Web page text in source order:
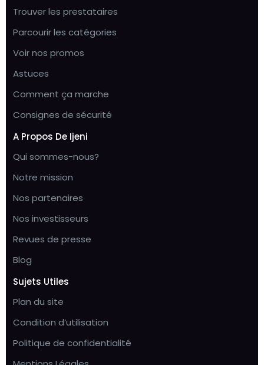
Trouver les prestataires
Parcourir les catégories
Voir nos promos
Astuces
Comment ça marche
Consignes de sécurité
A Propos De Ijeni
Qui sommes-nous?
Notre mission
Nos partenaires
Nos investisseurs
Revues de presse
Blog
Sujets Utiles
Plan du site
Condition d’utilisation
Politique de confidentialité